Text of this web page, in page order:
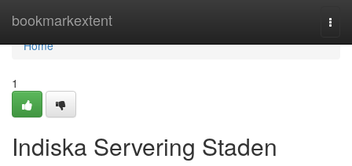
bookmarkextent
Home
Home
1
Indiska Servering Staden